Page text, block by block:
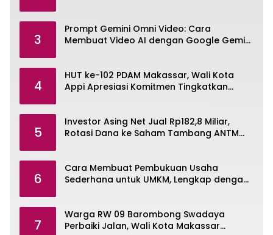
3
Prompt Gemini Omni Video: Cara
Membuat Video AI dengan Google Gemini
4
HUT ke-102 PDAM Makassar, Wali Kota
Appi Apresiasi Komitmen Tingkatkan
5
Investor Asing Net Jual Rp182,8 Miliar,
Rotasi Dana ke Saham Tambang ANTM
6
Cara Membuat Pembukuan Usaha
Sederhana untuk UMKM, Lengkap dengan
7
Warga RW 09 Barombong Swadaya
Perbaiki Jalan, Wali Kota Makassar